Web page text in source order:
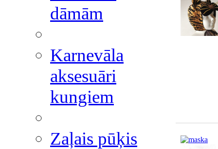
dāmām
Karnevāla
aksesuāri
kungiem
Zaļais pūķis